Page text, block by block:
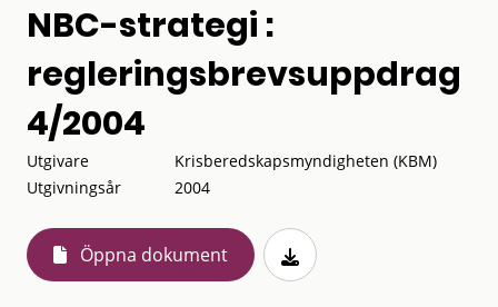
NBC-strategi :
regleringsbrevsuppdrag
4/2004
Utgivare
Krisberedskapsmyndigheten (KBM)
Utgivningsår
2004
Öppna dokument